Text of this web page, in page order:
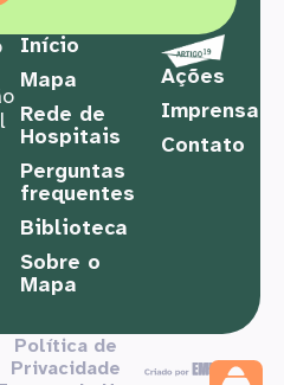
Início
Mapa
Rede de
Hospitais
Perguntas
frequentes
Biblioteca
Sobre o
Mapa
Ações
Imprensa
Contato
Política de
Privacidade